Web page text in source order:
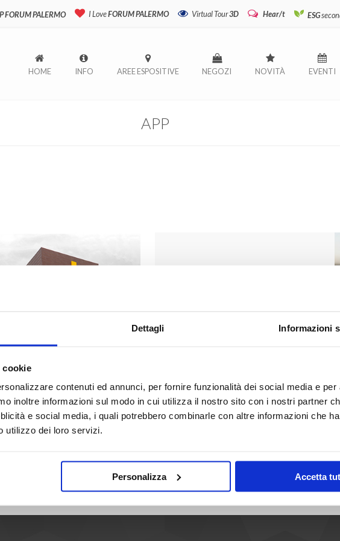
Dettagli Informazioni
cookie
contenuti ed annunci, per fornire funzionalità dei social media e per
inoltre informazioni sul modo in cui utilizza il nostro sito con i nostri partner
e social media, i quali potrebbero combinarle con altre informazioni che
utilizzo dei loro servizi.
Personalizza Accetta
FORUM PALERMO I LoveFORUM PALERMO Virtual Tour3D Hear/t ESG
HOME INFO AREE ESPOSITIVE NEGOZI NOVITÀ EVENTI
APP
AREE ESPOSITIVE EVENTI